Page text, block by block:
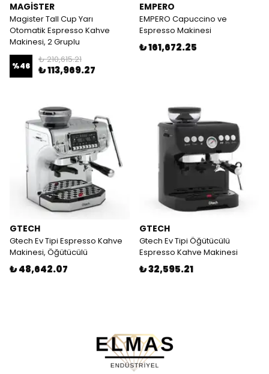
MAGİSTER
Magister Tall Cup Yarı
Otomatik Espresso Kahve
Makinesi, 2 Gruplu
%46
₺ 210,615.21
₺ 113,969.27
EMPERO
EMPERO Capuccino ve
Espresso Makinesi
₺ 161,672.25
GTECH
Gtech Ev Tipi Espresso Kahve
Makinesi, Öğütücülü
₺ 48,642.07
GTECH
Gtech Ev Tipi Öğütücülü
Espresso Kahve Makinesi
₺ 32,595.21